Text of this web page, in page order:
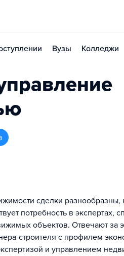
Вузы Колледжи
сделки
потребность в экспертах,
объектов. Отвечают за
строителя с профилем
и управлением